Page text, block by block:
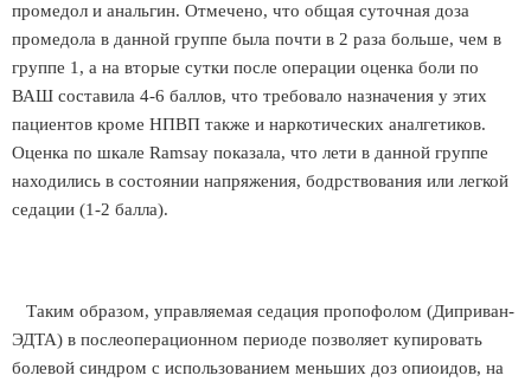
промедол и анальгин. Отмечено, что общая суточная доза
промедола в данной группе была почти в 2 раза больше, чем в
группе 1, а на вторые сутки после операции оценка боли по
ВАШ составила 4-6 баллов, что требовало назначения у этих
пациентов кроме НПВП также и наркотических аналгетиков.
Оценка по шкале Ramsay показала, что лети в данной группе
находились в состоянии напряжения, бодрствования или легкой
седации (1-2 балла).
Таким образом, управляемая седация пропофолом (Диприван-
ЭДТА) в послеоперационном периоде позволяет купировать
болевой синдром с использованием меньших доз опиоидов, на